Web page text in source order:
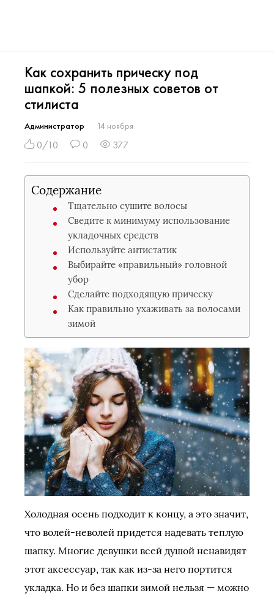
Как сохранить прическу под
шапкой: 5 полезных советов от
стилиста
Администратор 14 ноября
0/10 0 377
Содержание
Тщательно сушите волосы
Сведите к минимуму использование
укладочных средств
Используйте антистатик
Выбирайте «правильный» головной
убор
Сделайте подходящую прическу
Как правильно ухаживать за волосами
зимой
Холодная осень подходит к концу, а это значит,
что волей-неволей придется надевать теплую
шапку. Многие девушки всей душой ненавидят
этот аксессуар, так как из-за него портится
укладка. Но и без шапки зимой нельзя — можно